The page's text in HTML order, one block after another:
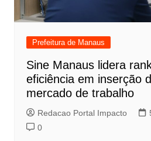
Prefeitura de Manaus
Sine Manaus lidera
eficiência em inserção
mercado de trabalho
Redacao Portal Impacto
0